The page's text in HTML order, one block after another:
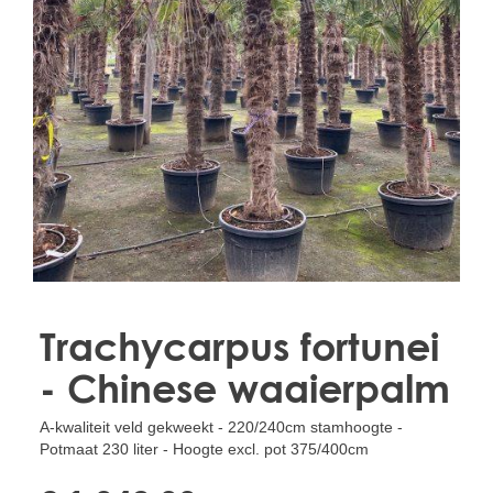
Treesafe
VORSTBESCHERMINGVOORBOMEN.NL
WINTERSCHUTZFUERBAEUME.DE
FROSTPROTECTIONFORTREES.CO.UK
Terracotta
TERRACOTTA.NL
TERRACOTTA.BE
TERRAKOTTA.DE
Trachycarpus fortunei
- Chinese waaierpalm
A-kwaliteit veld gekweekt - 220/240cm stamhoogte -
Potmaat 230 liter - Hoogte excl. pot 375/400cm